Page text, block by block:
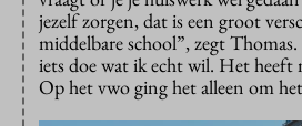
jezelf zorgen, dat is een groot
middelbare school”, zegt
iets doe wat ik echt wil. Het heeft
Op het vwo ging het alleen om